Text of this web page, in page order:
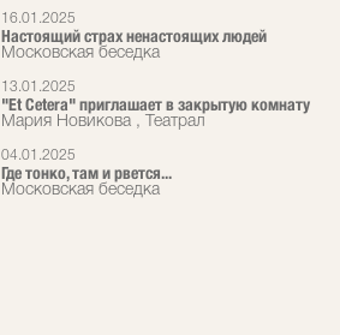
16.01.2025
Настоящий страх ненастоящих людей
Московская беседка
13.01.2025
"Et Cetera" приглашает в закрытую комнату
Мария Новикова , Театрал
04.01.2025
Где тонко, там и рвется...
Московская беседка